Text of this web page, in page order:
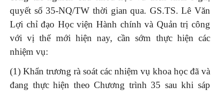
quyết số 35-NQ/TW thời gian qua. GS.TS. Lê Văn
Lợi chỉ đạo Học viện Hành chính và Quản trị công
với vị thế mới hiện nay, cần sớm thực hiện các
nhiệm vụ:
(1) Khẩn trương rà soát các nhiệm vụ khoa học đã và
đang thực hiện theo Chương trình 35 sau khi sáp